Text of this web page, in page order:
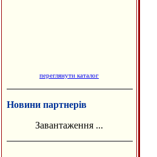
переглянути каталог
Новини партнерів
Завантаження ...